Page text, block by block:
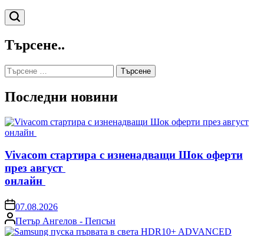
Търсене
Търсене..
Търсене
за:
Последни новини
Vivacom стартира с изненадващи Шок оферти
през август
онлайн
on07.08.2026
Posted
by
Петър Ангелов - Пепсън